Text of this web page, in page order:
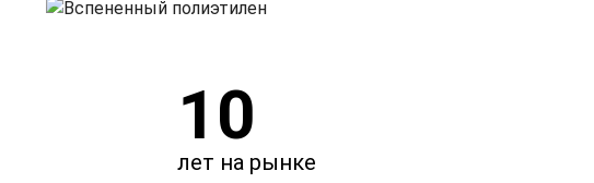
10
лет на рынке